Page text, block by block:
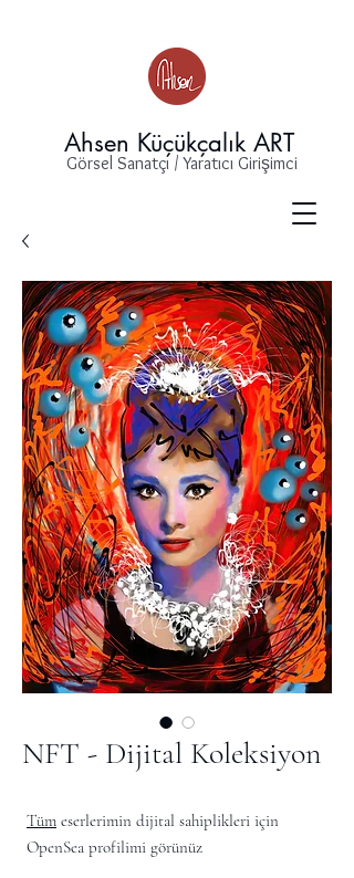
Ahsen Küçükçalık ART
Görsel Sanatçı / Yaratıcı Girişimci
NFT - Dijital Koleksiyon
Tüm eserlerimin dijital sahiplikleri için
OpenSea profilimi görünüz